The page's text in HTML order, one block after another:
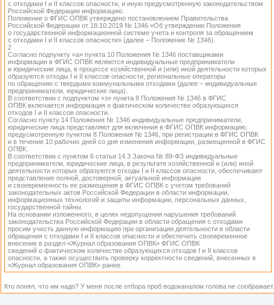
с отходами I и II классов опасности, и иную предусмотренную законодательством
Российской Федерации информацию.
Положение о ФГИС ОПВК утверждено постановлением Правительства
Российской Федерации от 18.10.2019 № 1346 «Об утверждении Положения
о государственной информационной системе учета и контроля за обращением
с отходами I и II классов опасности» (далее – Положение № 1346).
2
Согласно подпункту «а» пункта 10 Положения № 1346 поставщиками
информации в ФГИС ОПВК являются индивидуальные предприниматели
и юридические лица, в процессе хозяйственной и (или) иной деятельности которых
образуются отходы I и II классов опасности, региональные операторы
по обращению с твердыми коммунальными отходами (далее – индивидуальные
предприниматели, юридические лица).
В соответствии с подпунктом «з» пункта 8 Положения № 1346 в ФГИС
ОПВК включается информация о фактическом количестве образующихся
отходов I и II классов опасности.
Согласно пункту 14 Положения № 1346 индивидуальные предприниматели,
юридические лица представляют для включения в ФГИС ОПВК информацию,
предусмотренную пунктом 8 Положения № 1346, при регистрации в ФГИС ОПВК
и в течение 10 рабочих дней со дня изменения информации, размещенной в ФГИС
ОПВК.
В соответствии с пунктом 6 статьи 14.3 Закона № 89-ФЗ индивидуальные
предприниматели, юридические лица, в результате хозяйственной и (или) иной
деятельности которых образуются отходы I и II классов опасности, обеспечивают
представление полной, достоверной, актуальной информации
и своевременность ее размещения в ФГИС ОПВК с учетом требований
законодательных актов Российской Федерации в области информации,
информационных технологий и защиты информации, персональных данных,
государственной тайны.
На основании изложенного, в целях недопущения нарушения требований
законодательства Российской Федерации в области обращения с отходами
просим учесть данную информацию при организации деятельности в области
обращения с отходами I и II классов опасности и обеспечить своевременное
внесение в раздел «Журнал образования ОПВК» ФГИС ОПВК
сведений о фактическом количестве образующихся отходов I и II классов
опасности, а также осуществить проверку корректности сведений, внесенных в
«Журнал образования ОПВК» ранее.
Кто понял, что им надо? У меня после отбора проб водоканалом голова не соображает.